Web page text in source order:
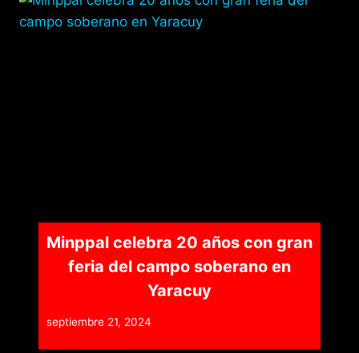
Minppal celebra 20 años con gran
feria del campo soberano en
Yaracuy
septiembre 21, 2024